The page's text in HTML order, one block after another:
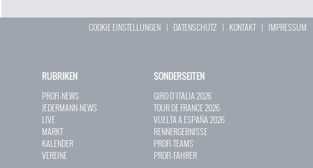
COOKIE EINSTELLUNGEN | DATENSCHUTZ | KONTAKT| IMPRESSUM
RUBRIKEN
PROFI-NEWS
JEDERMANN-NEWS
LIVE
MARKT
KALENDER
VEREINE
SONDERSEITEN
GIRO D`ITALIA 2026
TOUR DE FRANCE 2026
VUELTA A ESPAÑA 2026
RENNERGEBNISSE
PROFI-TEAMS
PROFI-FAHRER